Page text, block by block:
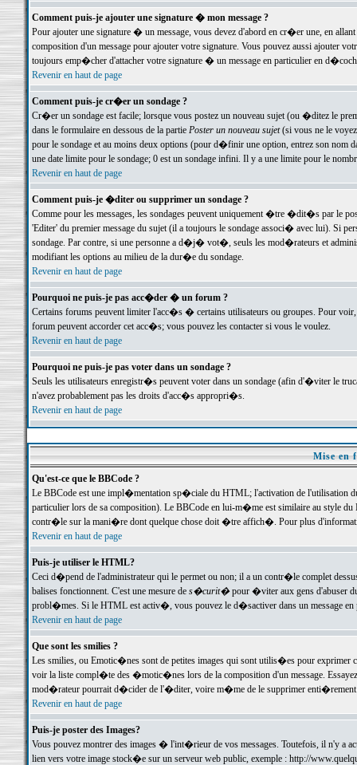
Comment puis-je ajouter une signature � mon message ?
Pour ajouter une signature � un message, vous devez d'abord en cr�er une, en
composition d'un message pour ajouter votre signature. Vous pouvez aussi ajouter
toujours emp�cher d'attacher votre signature � un message en particulier en
Revenir en haut de page
Comment puis-je cr�er un sondage ?
Cr�er un sondage est facile; lorsque vous postez un nouveau sujet (ou �ditez le
dans le formulaire en dessous de la partie Poster un nouveau sujet(si vous ne le voyez
pour le sondage et au moins deux options (pour d�finir une option, entrez son nom
une date limite pour le sondage; 0 est un sondage infini. Il y a une limite pour le
Revenir en haut de page
Comment puis-je �diter ou supprimer un sondage ?
Comme pour les messages, les sondages peuvent uniquement �tre �dit�s par le
'Editer' du premier message du sujet (il a toujours le sondage associ� avec lui). Si
sondage. Par contre, si une personne a d�j� vot�, seuls les mod�rateurs et
modifiant les options au milieu de la dur�e du sondage.
Revenir en haut de page
Pourquoi ne puis-je pas acc�der � un forum ?
Certains forums peuvent limiter l'acc�s � certains utilisateurs ou groupes. Pour
forum peuvent accorder cet acc�s; vous pouvez les contacter si vous le voulez.
Revenir en haut de page
Pourquoi ne puis-je pas voter dans un sondage ?
Seuls les utilisateurs enregistr�s peuvent voter dans un sondage (afin d'�viter le
n'avez probablement pas les droits d'acc�s appropri�s.
Revenir en haut de page
Mise en
Qu'est-ce que le BBCode ?
Le BBCode est une impl�mentation sp�ciale du HTML; l'activation de l'utilisation
particulier lors de sa composition). Le BBCode en lui-m�me est similaire au style
contr�le sur la mani�re dont quelque chose doit �tre affich�. Pour plus
Revenir en haut de page
Puis-je utiliser le HTML?
Ceci d�pend de l'administrateur qui le permet ou non; il a un contr�le complet
balises fonctionnent. C'est une mesure de s�curit�pour �viter aux gens d'abuser
probl�mes. Si le HTML est activ�, vous pouvez le d�sactiver dans un message en
Revenir en haut de page
Que sont les smilies ?
Les smilies, ou Emotic�nes sont de petites images qui sont utilis�es pour exprimer
voir la liste compl�te des �motic�nes lors de la composition d'un message.
mod�rateur pourrait d�cider de l'�diter, voire m�me de le supprimer
Revenir en haut de page
Puis-je poster des Images?
Vous pouvez montrer des images � l'int�rieur de vos messages. Toutefois, il n'y a
lien vers votre image stock�e sur un serveur web public, exemple : http://